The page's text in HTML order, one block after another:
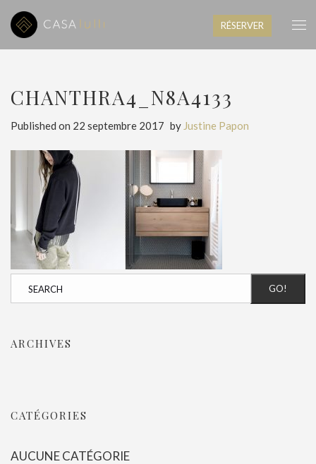
RÉSERVER
CHANTHRA4_N8A4133
Published on 22 septembre 2017 by Justine Papon
GO!
ARCHIVES
CATÉGORIES
AUCUNE CATÉGORIE